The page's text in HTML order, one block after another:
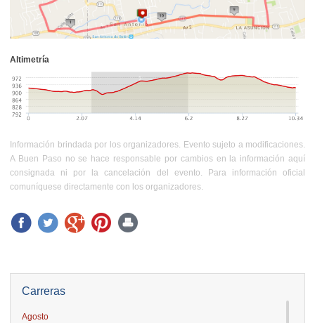
Carreras
Agosto
Altimetría
Información brindada por los organizadores. Evento sujeto a modificaciones.
A Buen Paso no se hace responsable por cambios en la información aquí
consignada ni por la cancelación del evento. Para información oficial
comuníquese directamente con los organizadores.